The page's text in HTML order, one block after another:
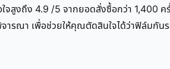
สูงถึง 4.9 /5 จากยอดสั่งซื้อกว่า 1,400
ณา เพื่อช่วยให้คุณตัดสินใจได้ว่าฟิล์มกัน